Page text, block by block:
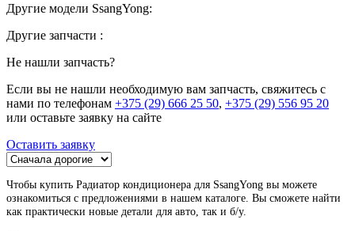
Другие модели SsangYong:
Другие запчасти :
Не нашли запчасть?
Если вы не нашли необходимую вам запчасть, свяжитесь с
нами по телефонам +375 (29) 666 25 50, +375 (29) 556 95 20
или оставьте заявку на сайте
Оставить заявку
Чтобы купить Радиатор кондиционера для SsangYong вы можете
ознакомиться с предложениями в нашем каталоге. Вы сможете найти
как практически новые детали для авто, так и б/у.